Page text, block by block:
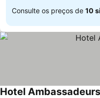
Consulte os preços de 10
Hotel Ambassadeurs